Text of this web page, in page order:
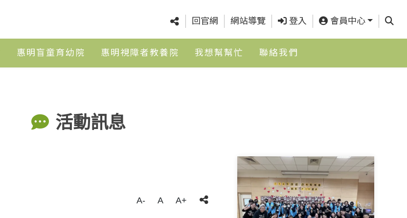
回官網 網站導覽 登入 會員中心 查詢
惠明盲童育幼院 惠明視障者教養院 我想幫幫忙 聯絡我們
活動訊息
A-
A A+